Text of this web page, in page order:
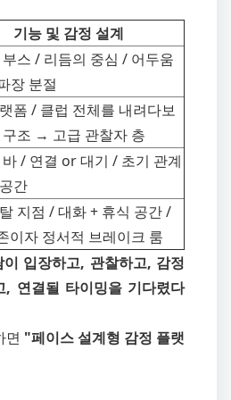
기능 및 감정 설계
부스 / 리듬의 중심 / 어두움
장 분절
폼 / 클럽 전체를 내려다보
구조 → 고급 관찰자 층
/ 연결 or 대기 / 초기 관계
간
지점 / 대화 + 휴식 공간 /
이자 정서적 브레이크 룸
입장하고, 관찰하고, 감정
, 연결될 타이밍을 기다렸다
면 "페이스 설계형 감정 플랫